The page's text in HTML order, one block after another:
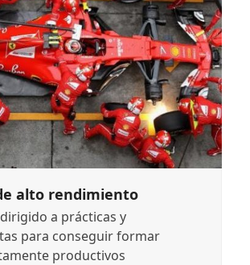
alto rendimiento
a prácticas y
para conseguir formar
productivos